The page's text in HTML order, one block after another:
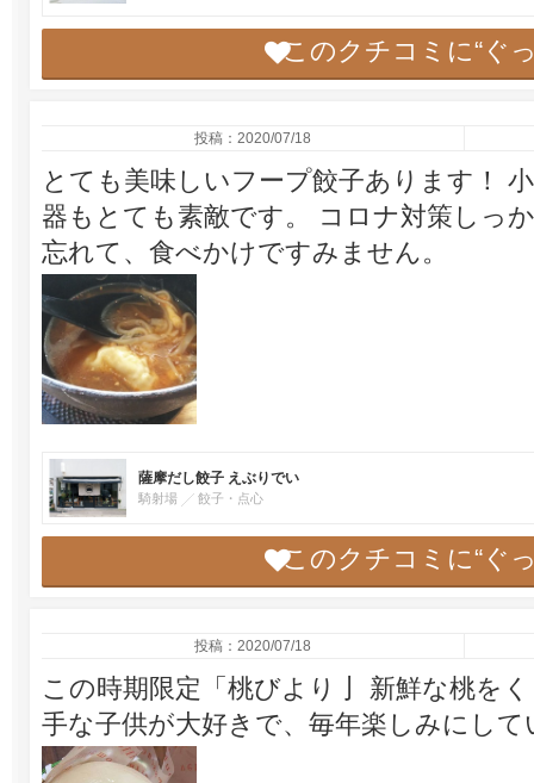
このクチコミに“ぐ
投稿：2020/07/18
とても美味しいフープ餃子あります！
器もとても素敵です。 コロナ対策しっ
忘れて、食べかけですみません。
薩摩だし餃子 えぶりでい
騎射場 餃子・点心
このクチコミに“ぐ
投稿：2020/07/18
この時期限定「桃びより亅 新鮮な桃を
手な子供が大好きで、毎年楽しみにして